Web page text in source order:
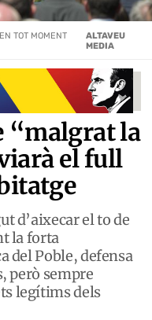
“malgrat la
el full
d’aixecar el to de
la forta
del Poble, defensa
però sempre
legítims dels
TOT MOMENT
ALTAVEU
MEDIA